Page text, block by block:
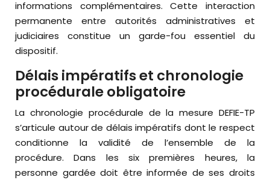
informations complémentaires. Cette interaction
permanente entre autorités administratives et
judiciaires constitue un garde-fou essentiel du
dispositif.
Délais impératifs et chronologie
procédurale obligatoire
La chronologie procédurale de la mesure DEFIE-TP
s’articule autour de délais impératifs dont le respect
conditionne la validité de l’ensemble de la
procédure. Dans les six premières heures, la
personne gardée doit être informée de ses droits